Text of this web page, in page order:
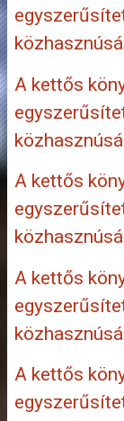
A kettős
A kettős
A kettős
A kettős